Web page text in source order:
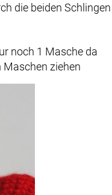
die beiden
noch 1 Masche da
Maschen ziehen